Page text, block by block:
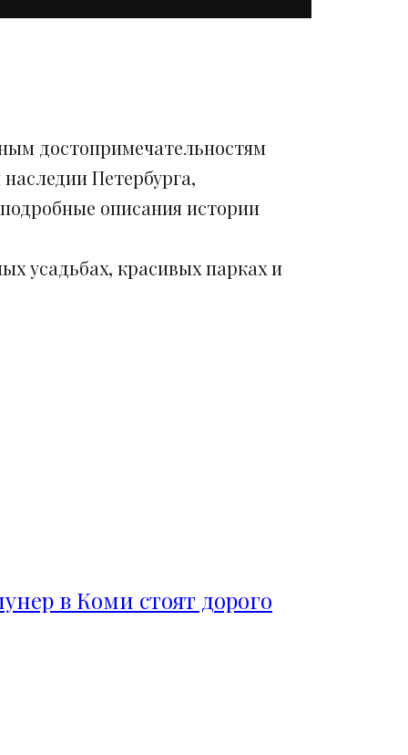
достопримечательностям
Петербурга,
описания истории
усадьбах, красивых парках и
в Коми стоят дорого